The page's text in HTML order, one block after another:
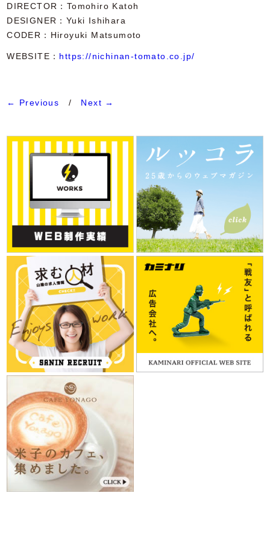
DIRECTOR
Tomohiro Katoh
DESIGNER
Yuki Ishihara
CODER
Hiroyuki Matsumoto
WEBSITE： https://nichinan-tomato.co.jp/
← Previous / Next →